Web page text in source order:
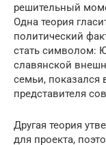
решительный
Одна теория
политический
стать символом:
славянской
семьи, показался
представителя
Другая теория
для проекта,